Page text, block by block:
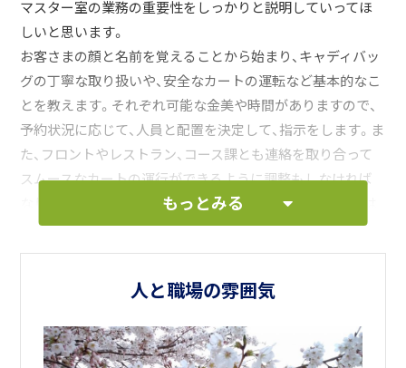
マスター室の業務の重要性をしっかりと説明していってほ
しいと思います。
お客さまの顔と名前を覚えることから始まり、キャディバッ
グの丁寧な取り扱いや、安全なカートの運転など基本的なこ
とを教えます。それぞれ可能な金美や時間がありますので、
予約状況に応じて、人員と配置を決定して、指示をします。ま
た、フロントやレストラン、コース課とも連絡を取り合って
スムースなカートの運行ができるように調整もしなければ
なりません。何事も一生懸命取り組めば、周りの仲間からは
応援もされますし、助けてくれます。何よりメンバーのお客
さまでさえ、気遣ってくれるかもしれません。
お客さまから見て、どうやったら喜ばれるかをマスター室を
ひとつのチームとしてまとめていってください。
もっとみる
人と職場の雰囲気